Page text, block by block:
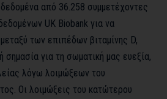
από 36.258 συμμετέχοντες
UK Biobank για να
των επιπέδων βιταμίνης D,
σημασία για τη σωματική μας ευεξία,
λόγω λοιμώξεων του
Οι λοιμώξεις του κατώτερου